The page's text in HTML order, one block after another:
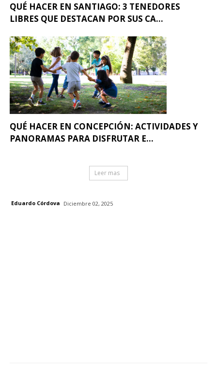
QUÉ HACER EN SANTIAGO: 3 TENEDORES
LIBRES QUE DESTACAN POR SUS CA...
QUÉ HACER EN CONCEPCIÓN: ACTIVIDADES Y
PANORAMAS PARA DISFRUTAR E...
Leer mas
Eduardo Córdova Diciembre 02, 2025